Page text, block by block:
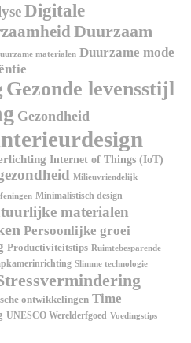
Digitale
Duurzaam
materialen Duurzame mode
Gezonde levensstijl
Gezondheid
Internet of Things (IoT)
Milieuvriendelijk
Minimalistisch design
materialen
Persoonlijke groei
Productiviteitstips Ruimtebesparende
Slimme technologie
ontwikkelingen Time
UNESCO Werelderfgoed Voedingstips